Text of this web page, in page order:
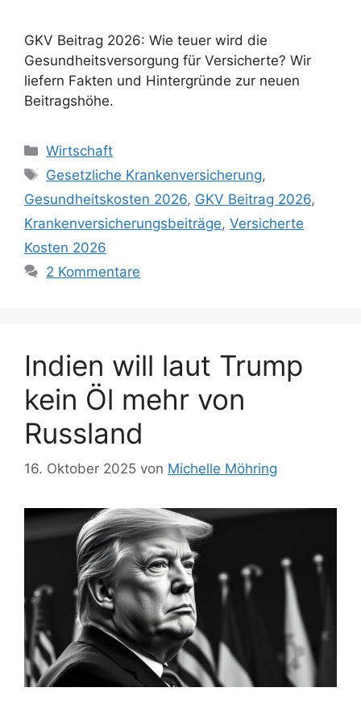
GKV Beitrag 2026: Wie teuer wird die
Gesundheitsversorgung für Versicherte? Wir
liefern Fakten und Hintergründe zur neuen
Beitragshöhe.
Kategorien
Wirtschaft
Schlagwörter
Gesetzliche Krankenversicherung,
Gesundheitskosten 2026, GKV Beitrag 2026,
Krankenversicherungsbeiträge, Versicherte
Kosten 2026
2 Kommentare
Indien will laut Trump
kein Öl mehr von
Russland
16. Oktober 2025 von Michelle Möhring